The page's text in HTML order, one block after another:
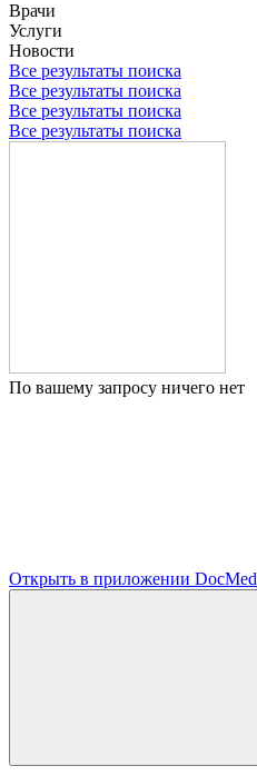
Врачи
Услуги
Новости
Все результаты поиска
Все результаты поиска
Все результаты поиска
Все результаты поиска
По вашему запросу ничего нет
Открыть в приложении DocMed